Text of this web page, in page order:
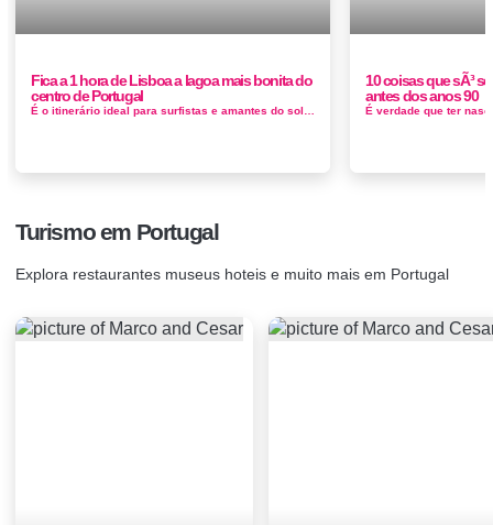
Fica a 1 hora de Lisboa a lagoa mais bonita do
centro de Portugal
É o itinerário ideal para surfistas e amantes do sol e da praia. Na Foz do Arelho, com confluência da Lagoa de Óbidos com o...
10 coisas que sÃ³
antes dos anos 90
Turismo em Portugal
Explora restaurantes museus hoteis e muito mais em Portugal